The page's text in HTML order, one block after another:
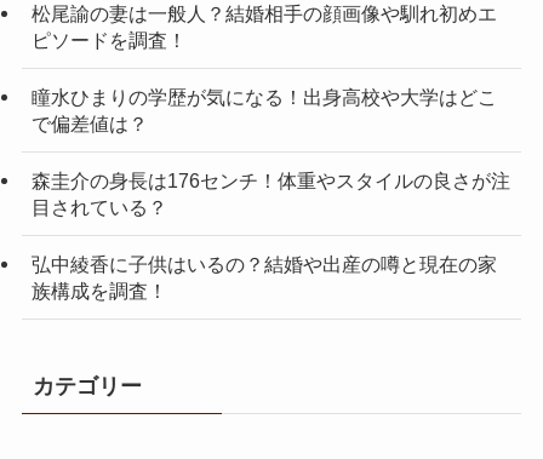
松尾諭の妻は一般人？結婚相手の顔画像や馴れ初めエ
ピソードを調査！
瞳水ひまりの学歴が気になる！出身高校や大学はどこ
で偏差値は？
森圭介の身長は176センチ！体重やスタイルの良さが注
目されている？
弘中綾香に子供はいるの？結婚や出産の噂と現在の家
族構成を調査！
カテゴリー